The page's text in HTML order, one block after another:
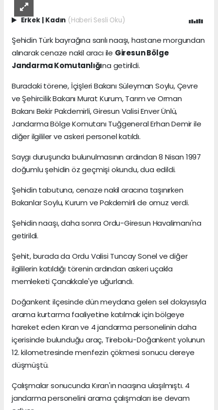
Erkek Kadın (Haberi Sesli Oku)
Şehidin Türk bayrağına sarılı naaşı, hastane morgundan
alınarak cenaze nakil aracı ile Giresun Bölge
Jandarma Komutanlığına getirildi.
Buradaki törene, İçişleri Bakanı Süleyman Soylu, Çevre
ve Şehircilik Bakanı Murat Kurum, Tarım ve Orman
Bakanı Bekir Pakdemirli, Giresun Valisi Enver Ünlü,
Jandarma Bölge Komutanı Tuğgeneral Erhan Demir ile
diğer ilgililer ve askeri personel katıldı.
Saygı duruşunda bulunulmasının ardından 8 Nisan 1997
doğumlu şehidin öz geçmişi okundu, dua edildi.
Şehidin tabutuna, cenaze nakil aracına taşınırken
Bakanlar Soylu, Kurum ve Pakdemirli de omuz verdi.
Şehidin naaşı, daha sonra Ordu-Giresun Havalimanı'na
getirildi.
Şehit, burada da Ordu Valisi Tuncay Sonel ve diğer
ilgililerin katıldığı törenin ardından askeri uçakla
memleketi Çanakkale'ye uğurlandı.
Doğankent ilçesinde dün meydana gelen sel dolayısıyla
arama kurtarma faaliyetine katılmak için bölgeye
hareket eden Kıran ve 4 jandarma personelinin daha
içerisinde bulunduğu araç, Tirebolu-Doğankent yolunun
12. kilometresinde menfezin çökmesi sonucu dereye
düşmüştü.
Çalışmalar sonucunda Kıran'ın naaşına ulaşılmıştı. 4
jandarma personelini arama çalışmaları ise devam